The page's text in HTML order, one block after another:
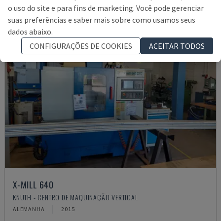
X-MILL 640
KNUTH - CENTRO DE MAQUINAÇÃO VERTICAL
ALEMANHA 2015
o uso do site e para fins de marketing. Você pode gerenciar
suas preferências e saber mais sobre como usamos seus
dados abaixo.
CONFIGURAÇÕES DE COOKIES
ACEITAR TODOS